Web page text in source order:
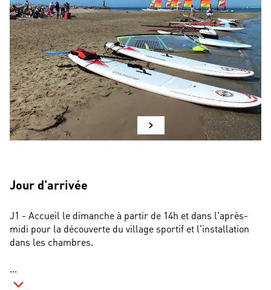
Jour d'arrivée
J1 - Accueil le dimanche à partir de 14h et dans l'après-
midi pour la découverte du village sportif et l'installation
dans les chambres.
...